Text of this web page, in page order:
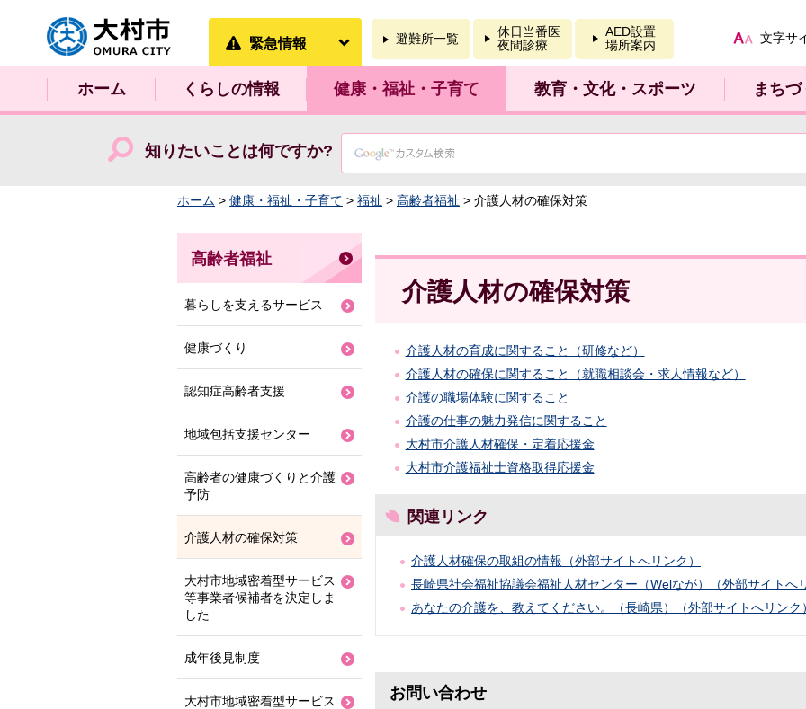
大村市
緊急情報 避難所一覧
休日当番医
夜間診療
AED設置
場所案内
文字サ
ホーム くらしの情報 健康・福祉・子育て 教育・文化・スポーツ まち
知りたいことは何ですか?
ホーム > 健康・福祉・子育て > 福祉 > 高齢者福祉 > 介護人材の確保対策
介護人材の確保対策
介護人材の育成に関すること（研修など）
介護人材の確保に関すること（就職相談会・求人情報など）
介護の職場体験に関すること
介護の仕事の魅力発信に関すること
大村市介護人材確保・定着応援金
大村市介護福祉士資格取得応援金
関連リンク
介護人材確保の取組の情報（外部サイトへリンク）
長崎県社会福祉協議会福祉人材センター（Welなが）（外部サイトへ
あなたの介護を、教えてください。（長崎県）（外部サイトへリンク）
お問い合わせ
高齢者福祉
暮らしを支えるサービス
健康づくり
認知症高齢者支援
地域包括支援センター
高齢者の健康づくりと介護
予防
介護人材の確保対策
大村市地域密着型サービス
等事業者候補者を決定しま
した
成年後見制度
大村市地域密着型サービス